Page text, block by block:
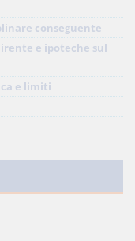
conseguente
e ipoteche sul
e limiti